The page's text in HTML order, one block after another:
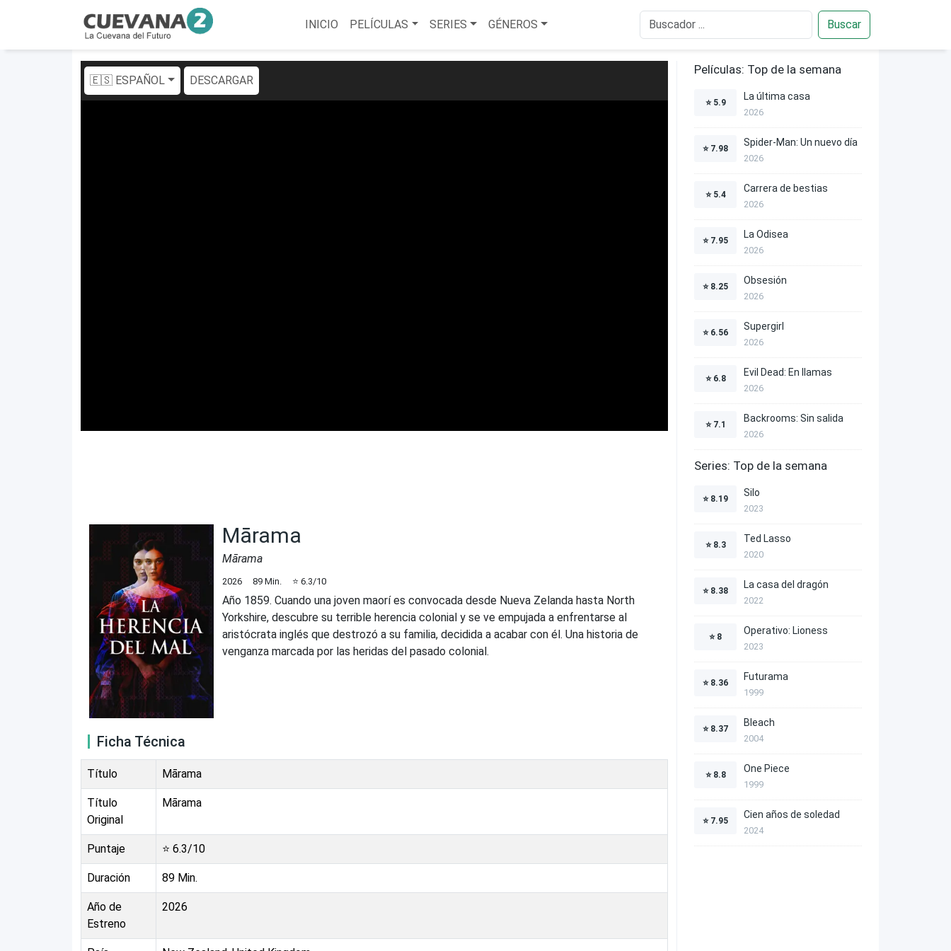
INICIO PELÍCULAS SERIES GÉNEROS Buscar
🇪🇸 ESPAÑOL DESCARGAR
Mārama
Mārama
2026 89 Min. ⭐ 6.3/10
Año 1859. Cuando una joven maorí es convocada desde Nueva Zelanda hasta North
Yorkshire, descubre su terrible herencia colonial y se ve empujada a enfrentarse al
aristócrata inglés que destrozó a su familia, decidida a acabar con él. Una historia de
venganza marcada por las heridas del pasado colonial.
Ficha Técnica
Título Mārama
Título
Original
Mārama
Puntaje ⭐ 6.3/10
Duración 89 Min.
Año de
Estreno
2026
Películas: Top de la semana
⭐ 5.9
La última casa
2026
⭐ 7.98
Spider-Man: Un nuevo día
2026
⭐ 5.4
Carrera de bestias
2026
⭐ 7.95
La Odisea
2026
⭐ 8.25
Obsesión
2026
⭐ 6.56
Supergirl
2026
⭐ 6.8
Evil Dead: En llamas
2026
⭐ 7.1
Backrooms: Sin salida
2026
Series: Top de la semana
⭐ 8.19
Silo
2023
⭐ 8.3
Ted Lasso
2020
⭐ 8.38
La casa del dragón
2022
⭐ 8
Operativo: Lioness
2023
⭐ 8.36
Futurama
1999
⭐ 8.37
Bleach
2004
⭐ 8.8
One Piece
1999
⭐ 7.95
Cien años de soledad
2024